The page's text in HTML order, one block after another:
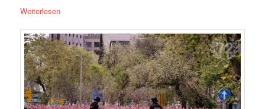
Weiterlesen